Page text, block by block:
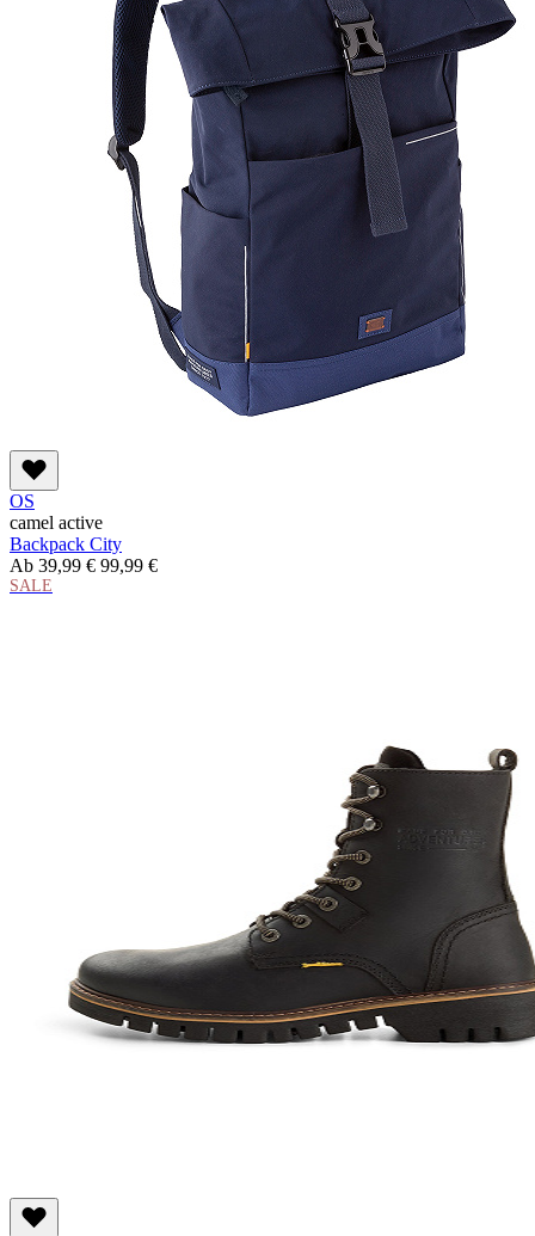
OS
camel active
Backpack City
Ab 39,99 € 99,99 €
SALE